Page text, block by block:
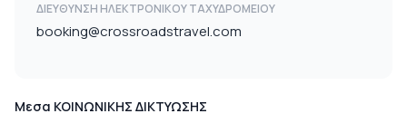
ΔΙΕΎΘΥΝΣΗ ΗΛΕΚΤΡΟΝΙΚΟΎ ΤΑΧΥΔΡΟΜΕΊΟΥ
booking@crossroadstravel.com
Μεσα ΚΟΙΝΩΝΙΚΗΣ ΔΙΚΤΥΩΣΗΣ